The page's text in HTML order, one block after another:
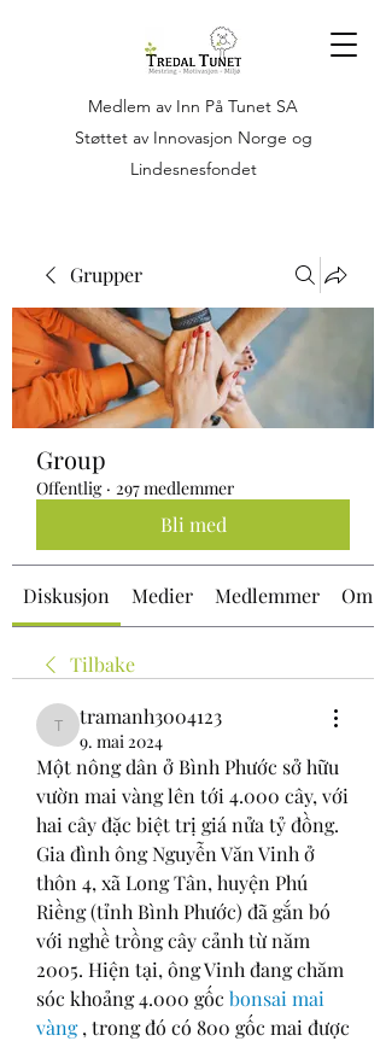
Medlem av Inn På Tunet SA
Støttet av Innovasjon Norge og
Lindesnesfondet
Grupper
Group
Offentlig · 297 medlemmer
Bli med
Diskusjon Medier Medlemmer Om
Tilbake
tramanh3004123
tramanh3004123
9. mai 2024
Một nông dân ở Bình Phước sở hữu
vườn mai vàng lên tới 4.000 cây, với
hai cây đặc biệt trị giá nửa tỷ đồng.
Gia đình ông Nguyễn Văn Vinh ở
thôn 4, xã Long Tân, huyện Phú
Riềng (tỉnh Bình Phước) đã gắn bó
với nghề trồng cây cảnh từ năm
2005. Hiện tại, ông Vinh đang chăm
sóc khoảng 4.000 gốc bonsai mai
vàng , trong đó có 800 gốc mai được